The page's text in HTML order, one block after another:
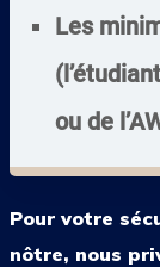
Les
ou de
Pour votre
nôtre, nous